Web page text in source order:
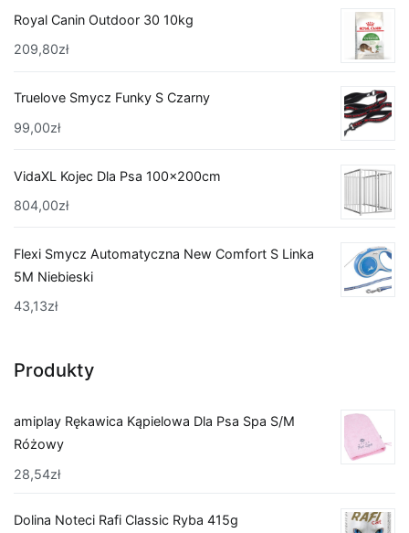
Royal Canin Outdoor 30 10kg
209,80zł
Truelove Smycz Funky S Czarny
99,00zł
VidaXL Kojec Dla Psa 100x200cm
804,00zł
Flexi Smycz Automatyczna New Comfort S Linka
5M Niebieski
43,13zł
Produkty
amiplay Rękawica Kąpielowa Dla Psa Spa S/M
Różowy
28,54zł
Dolina Noteci Rafi Classic Ryba 415g